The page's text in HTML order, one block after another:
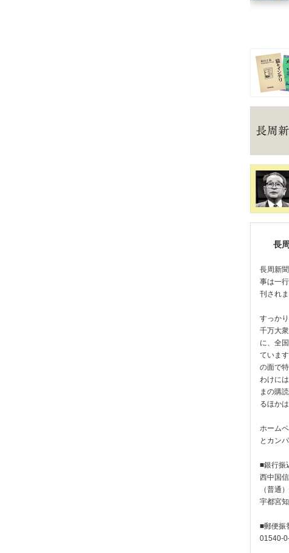
長
長周新
事は一
刊されま
すっか
千万大
に、全
ていま
の面で
わけに
まの購
るほか
ホーム
とカン
■銀行振
西中国
（普通
宇都宮
■郵便振
01540-